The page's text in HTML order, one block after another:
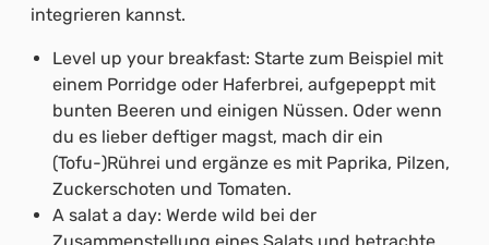
integrieren kannst.
Level up your breakfast: Starte zum Beispiel mit
einem Porridge oder Haferbrei, aufgepeppt mit
bunten Beeren und einigen Nüssen. Oder wenn
du es lieber deftiger magst, mach dir ein
(Tofu-)Rührei und ergänze es mit Paprika, Pilzen,
Zuckerschoten und Tomaten.
A salat a day: Werde wild bei der
Zusammenstellung eines Salats und betrachte